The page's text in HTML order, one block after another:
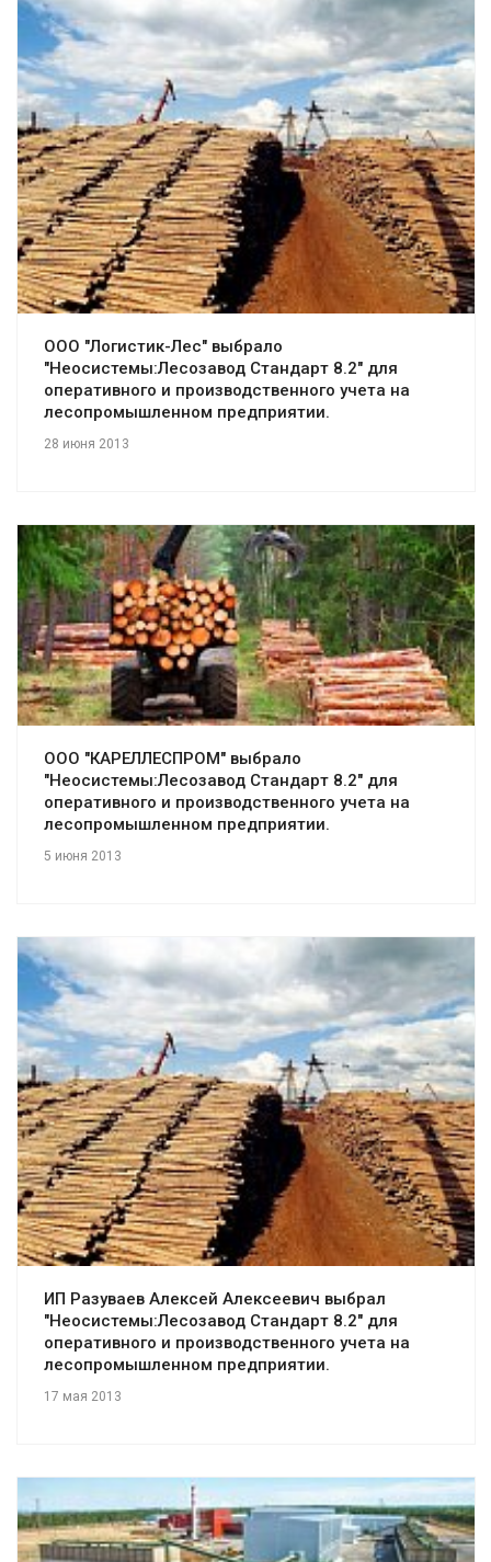
Смотреть проект
ООО "Логистик-Лес" выбрало
"Неосистемы:Лесозавод Стандарт 8.2" для
оперативного и производственного учета на
лесопромышленном предприятии.
28 июня 2013
Смотреть проект
ООО "КАРЕЛЛЕСПРОМ" выбрало
"Неосистемы:Лесозавод Стандарт 8.2" для
оперативного и производственного учета на
лесопромышленном предприятии.
5 июня 2013
Смотреть проект
ИП Разуваев Алексей Алексеевич выбрал
"Неосистемы:Лесозавод Стандарт 8.2" для
оперативного и производственного учета на
лесопромышленном предприятии.
17 мая 2013